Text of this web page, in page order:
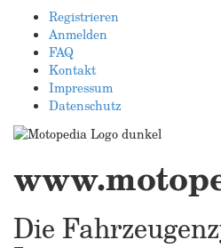
Registrieren
Anmelden
FAQ
Kontakt
Impressum
Datenschutz
Die